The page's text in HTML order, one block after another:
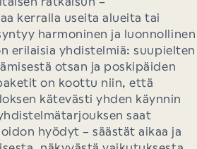
kerralla useita alueita tai
harmoninen ja luonnollinen
erilaisia yhdistelmiä: suupielten
otsan ja poskipäiden
on koottu niin, että
kätevästi yhden käynnin
saat
hyödyt – säästät aikaa ja